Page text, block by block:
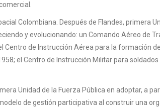
Colombiana. Después de Flandes, primera
y evolucionando: un Comando Aéreo de
de Instrucción Aérea para la formación
el Centro de Instrucción Militar para
Unidad de la Fuerza Pública en adoptar, a
de gestión participativa al construir una